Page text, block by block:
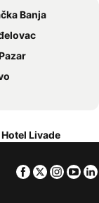
Banja
Hotel Livade
Facebook
Twitter